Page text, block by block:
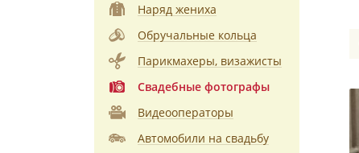
Наряд жениха
Обручальные кольца
Парикмахеры, визажисты
Свадебные фотографы
Видеооператоры
Автомобили на свадьбу